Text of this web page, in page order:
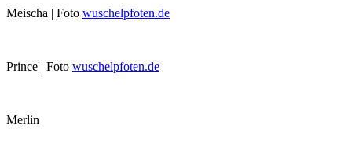
Meischa | Foto wuschelpfoten.de
Prince | Foto wuschelpfoten.de
Merlin